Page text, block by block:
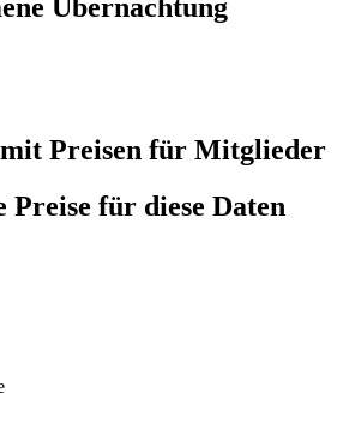
Übernachtung
Preisen für Mitglieder
Preise für diese Daten